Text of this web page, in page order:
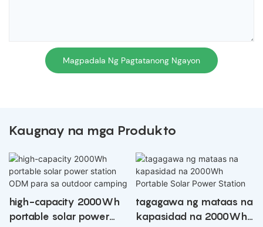
Magpadala Ng Pagtatanong Ngayon
Kaugnay na mga Produkto
high-capacity 2000Wh
portable solar power
tagagawa ng mataas na
kapasidad na 2000Wh